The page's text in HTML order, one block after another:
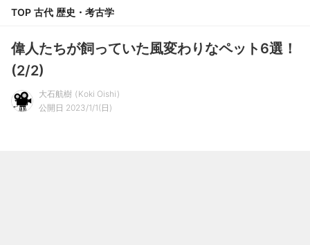
TOP 古代 歴史・考古学
偉人たちが飼っていた風変わりなペット6選！
(2/2)
大石航樹
Koki Oishi
公開日 2023/1/1(日)